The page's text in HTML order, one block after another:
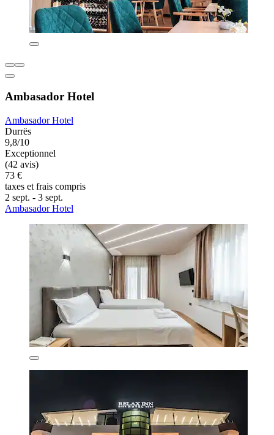
Ambasador Hotel
Ambasador Hotel
Durrës
9,8/10
Exceptionnel
(42 avis)
73 €
taxes et frais compris
2 sept. - 3 sept.
Ambasador Hotel